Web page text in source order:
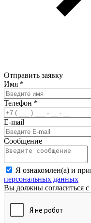
Отправить заявку
Имя *
Телефон *
E-mail
Сообщение
Я ознакомлен(а) и
персональных данных
Вы должны согласиться